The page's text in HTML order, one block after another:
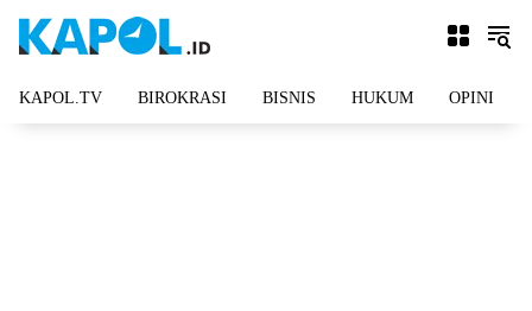
KAPOL.TV BIROKRASI BISNIS HUKUM OPINI